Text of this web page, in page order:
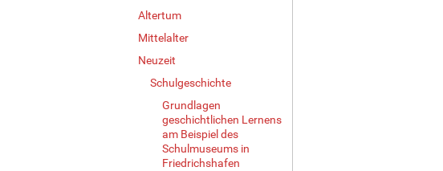
Altertum
Mittelalter
Neuzeit
Schulgeschichte
Grundlagen
geschichtlichen Lernens
am Beispiel des
Schulmuseums in
Friedrichshafen